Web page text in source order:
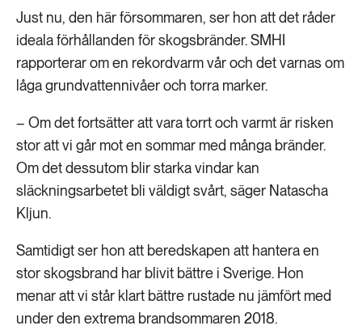
Just nu, den här försommaren, ser hon att det råder
ideala förhållanden för skogsbränder. SMHI
rapporterar om en rekordvarm vår och det varnas om
låga grundvattennivåer och torra marker.
– Om det fortsätter att vara torrt och varmt är risken
stor att vi går mot en sommar med många bränder.
Om det dessutom blir starka vindar kan
släckningsarbetet bli väldigt svårt, säger Natascha
Kljun.
Samtidigt ser hon att beredskapen att hantera en
stor skogsbrand har blivit bättre i Sverige. Hon
menar att vi står klart bättre rustade nu jämfört med
under den extrema brandsommaren 2018.